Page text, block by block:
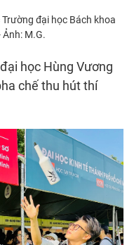
đại học Bách khoa
M.G.
học Hùng Vương
chế thu hút thí